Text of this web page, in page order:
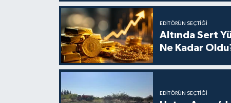
EDITÖRÜN SEÇTIĞI
Altında Sert
Ne Kadar
EDITÖRÜN SEÇTIĞI